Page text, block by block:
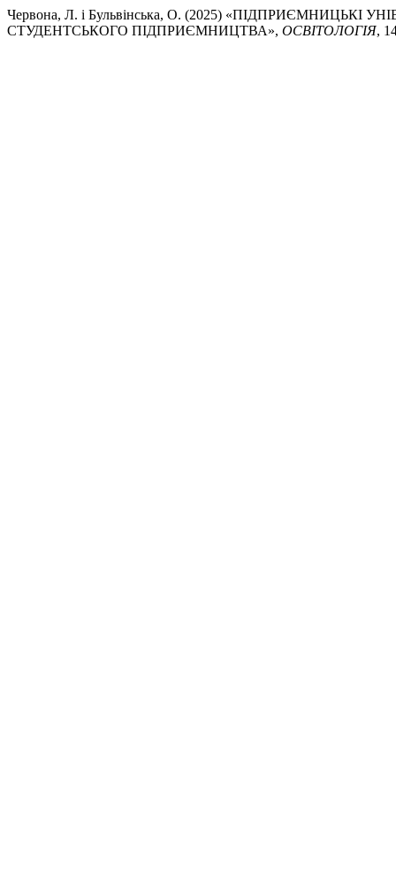
Червона, Л. і Бульвінська, О. (2025)
СТУДЕНТСЬКОГО ПІДПРИЄМНИЦТВА», ОСВІТОЛОГІЯ,